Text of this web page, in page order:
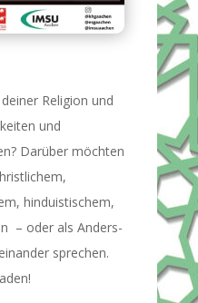
Religion und
und
Darüber möchten
hinduistischem,
– oder als Anders-
sprechen.